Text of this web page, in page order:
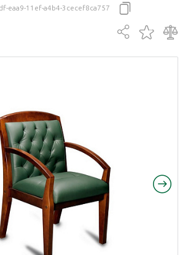
eaa9-11ef-a4b4-3cecef8ca757